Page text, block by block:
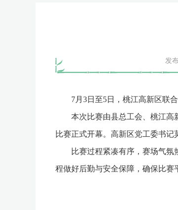
发
7月3日至5日，桃江高新区联合
本次比赛由县总工会、桃江高新
比赛正式开幕。高新区党工委书记
比赛过程紧凑有序，赛场气氛热
程做好后勤与安全保障，确保比赛